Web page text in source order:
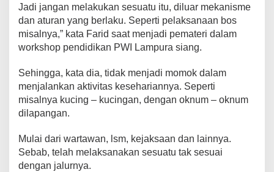
d
a
n
T
g
g
u
J
a
Jadi jangan melakukan sesuatu itu, diluar mekanisme
dan aturan yang berlaku. Seperti pelaksanaan bos
misalnya,” kata Farid saat menjadi pemateri dalam
workshop pendidikan PWI Lampura siang.
Sehingga, kata dia, tidak menjadi momok dalam
menjalankan aktivitas kesehariannya. Seperti
misalnya kucing – kucingan, dengan oknum – oknum
dilapangan.
Mulai dari wartawan, lsm, kejaksaan dan lainnya.
Sebab, telah melaksanakan sesuatu tak sesuai
dengan jalurnya.